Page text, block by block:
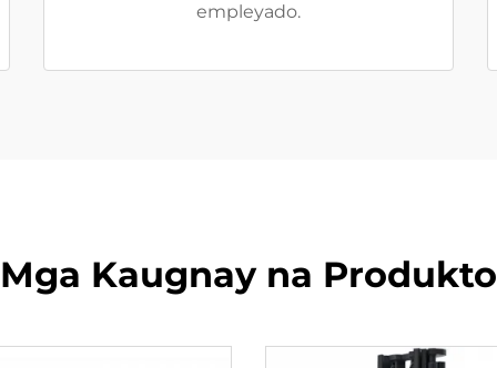
empleyado.
Mga Kaugnay na Produkto